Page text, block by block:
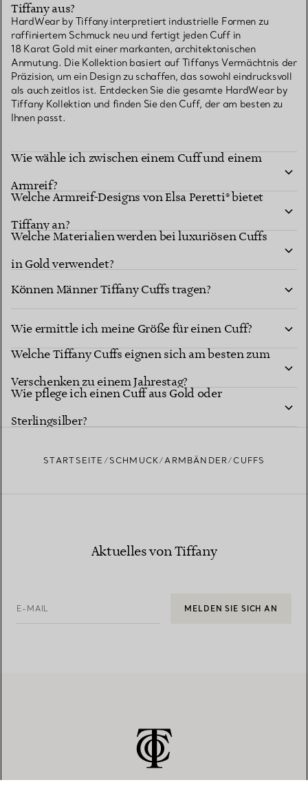
Tiffany aus?
HardWear by Tiffany interpretiert industrielle Formen zu
raffiniertem Schmuck neu und fertigt jeden Cuff in
18 Karat Gold mit einer markanten, architektonischen
Anmutung. Die Kollektion basiert auf Tiffanys Vermächtnis der
Präzision, um ein Design zu schaffen, das sowohl eindrucksvoll
als auch zeitlos ist. Entdecken Sie die gesamte HardWear by
Tiffany Kollektion und finden Sie den Cuff, der am besten zu
Ihnen passt.
Wie wähle ich zwischen einem Cuff und einem
Armreif?
Welche Armreif-Designs von Elsa Peretti® bietet
Tiffany an?
Welche Materialien werden bei luxuriösen Cuffs
in Gold verwendet?
Können Männer Tiffany Cuffs tragen?
Wie ermittle ich meine Größe für einen Cuff?
Welche Tiffany Cuffs eignen sich am besten zum
Verschenken zu einem Jahrestag?
Wie pflege ich einen Cuff aus Gold oder
Sterlingsilber?
STARTSEITE SCHMUCK ARMBÄNDER CUFFS
Aktuelles von Tiffany
E-MAIL MELDEN SIE SICH AN